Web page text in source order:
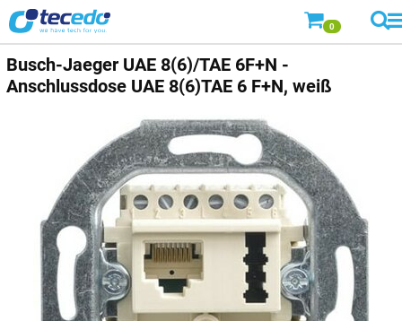
0
Busch-Jaeger UAE 8(6)/TAE 6F+N -
Anschlussdose UAE 8(6)TAE 6 F+N, weiß